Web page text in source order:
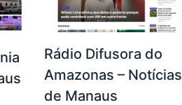
Rádio Difusora do
Amazonas – Notícias
de Manaus